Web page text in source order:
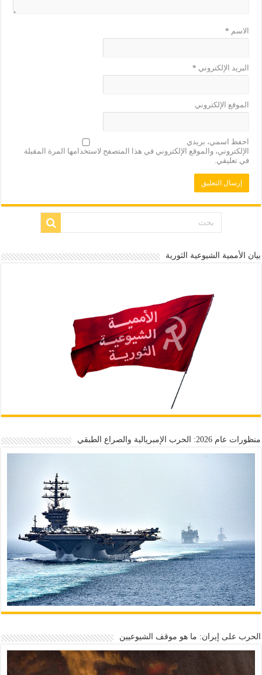
الاسم *
البريد الإلكتروني *
الموقع الإلكتروني
احفظ اسمي، بريدي
الإلكتروني، والموقع الإلكتروني في هذا المتصفح لاستخدامها المرة المقبلة
في تعليقي.
بيان الأممية الشيوعية الثورية
منظورات عام 2026: الحرب الإمبريالية والصراع الطبقي
الحرب على إيران: ما هو موقف الشيوعيين